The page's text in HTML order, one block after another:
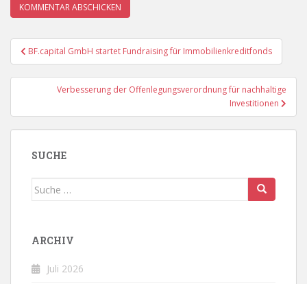
Beitragsnavigation
BF.capital GmbH startet Fundraising für Immobilienkreditfonds
Verbesserung der Offenlegungsverordnung für nachhaltige
Investitionen
SUCHE
Suche
ARCHIV
Juli 2026